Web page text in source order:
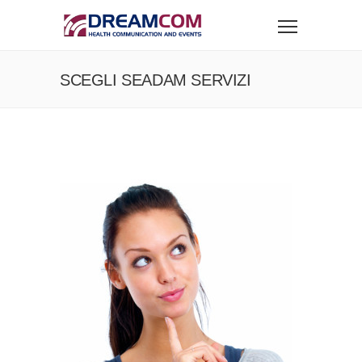
SCEGLI SEADAM SERVIZI